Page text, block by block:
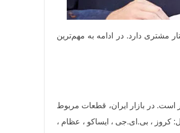
مشتری دارد. در ادامه به مهم‌ترین
است. در بازار ایران، قطعات مربوط
را دارند. برندهایی مثل: کروز ، بی.ای.جی ، ایساکو ، عظام ،